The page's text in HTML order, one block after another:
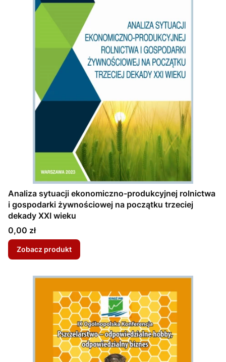
Analiza sytuacji ekonomiczno-produkcyjnej rolnictwa
i gospodarki żywnościowej na początku trzeciej
dekady XXI wieku
Cena
0,00 zł
Zobacz produkt